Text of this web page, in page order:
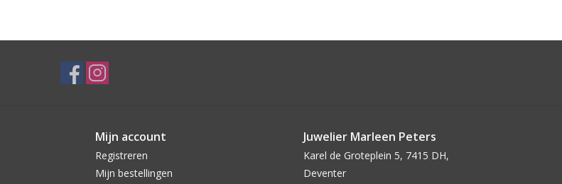
Mijn account
Registreren
Mijn bestellingen
Juwelier Marleen Peters
Karel de Groteplein 5, 7415 DH,
Deventer